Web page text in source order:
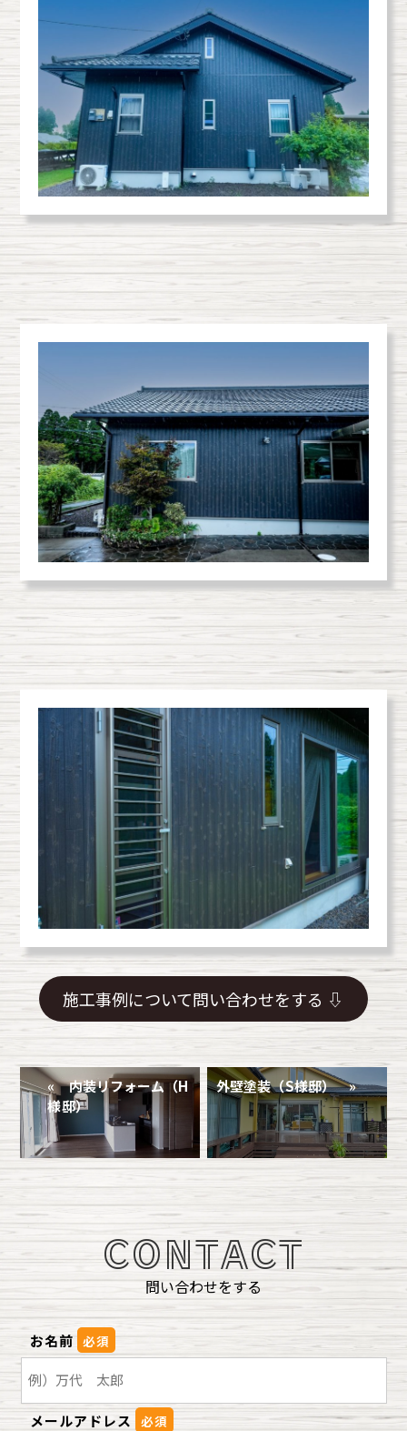
施工事例について問い合わせをする ⇩
« 内装リフォーム（H
様邸）
外壁塗装（S様邸） »
CONTACT
問い合わせをする
お名前 必須
メールアドレス 必須